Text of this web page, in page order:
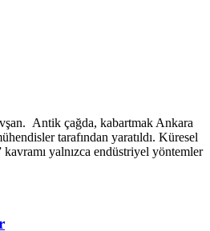
Antik çağda, kabartmak Ankara
tarafından yaratıldı. Küresel
yalnızca endüstriyel yöntemler